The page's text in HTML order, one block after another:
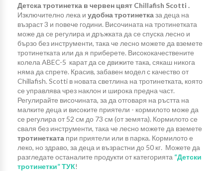
Детска тротинетка в червен цвят Chillafish Scotti .
Изключително лека и удобна тротинетказа деца на
възраст 3 и повече години. Височината на тротинетката
може да се регулира и дръжката да се спуска лесно и
бързо без инструменти, така че лесно можете да вземете
тротинетката или да я приберете. Висококачествените
колела ABEC-5 карат да се движите така, сякаш никога
няма да спрете. Красив, забавен модел с качество от
Chillafish. Scotti в новата светлина на тротинетката, която
се управлява чрез наклон и широка предна част.
Регулирайте височината, за да отговаря на ръстта на
малките деца и високите приятели - кормилото може да
се регулира от 52 см до 73 см (от земята). Кормилото се
сваля без инструменти, така че лесно можете да вземете
тротинетката при приятели или в парка. Кормилото е
леко, но здраво, за деца и възрастни до 50 кг. Можете да
разгледате останалите продукти от категорията “Детски
тротинетки” ТУК!